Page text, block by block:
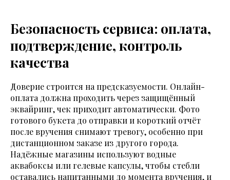
Безопасность сервиса: оплата,
подтверждение, контроль
качества
Доверие строится на предсказуемости. Онлайн-
оплата должна проходить через защищённый
эквайринг, чек приходит автоматически. Фото
готового букета до отправки и короткий отчёт
после вручения снимают тревогу, особенно при
дистанционном заказе из другого города.
Надёжные магазины используют водные
аквабоксы или гелевые капсулы, чтобы стебли
оставались напитанными до момента вручения, и